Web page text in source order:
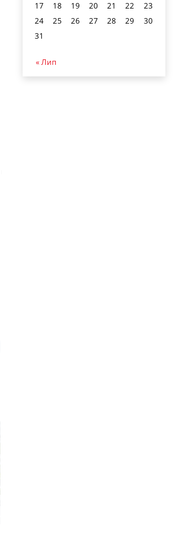
17
18 19 20 21 22
23
24
25 26 27 28 29
30
31
« Лип